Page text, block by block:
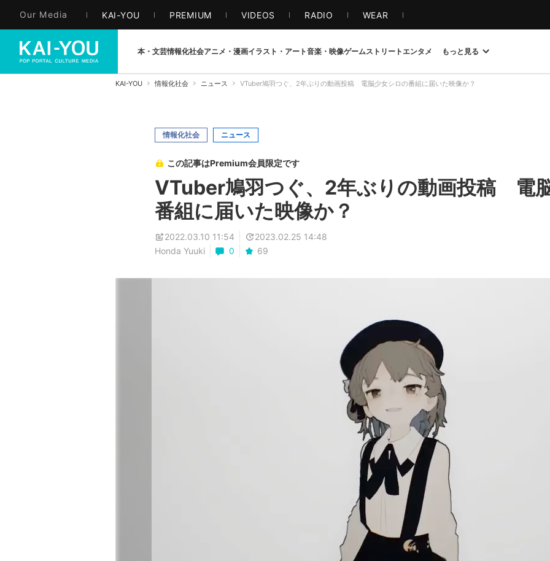
Our Media KAI-YOU PREMIUM VIDEOS RADIO WEAR
本・文芸情報化社会アニメ・漫画イラスト・アート音楽・映像ゲームストリート エンタメ もっと見る
KAI-YOU 情報化社会 ニュース VTuber鳩羽つぐ、2年ぶりの動画投稿 電脳少女シロの番組に届いた映像か？
情報化社会 ニュース
この記事はPremium会員限定です
VTuber鳩羽つぐ、2年ぶりの動画投稿 電
番組に届いた映像か？
2022.03.10 11:54
2023.02.25 14:48
Honda Yuuki
0 69